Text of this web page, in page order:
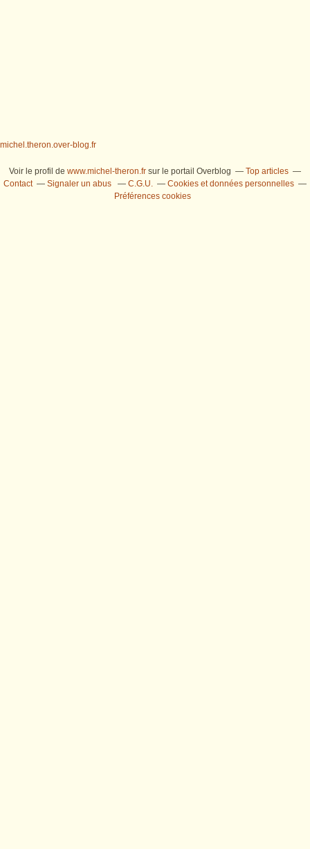
michel.theron.over-blog.fr
Voir le profil de www.michel-theron.fr sur le portail Overblog
Top articles
Contact
Signaler un abus C.G.U.
Cookies et données personnelles
Préférences cookies